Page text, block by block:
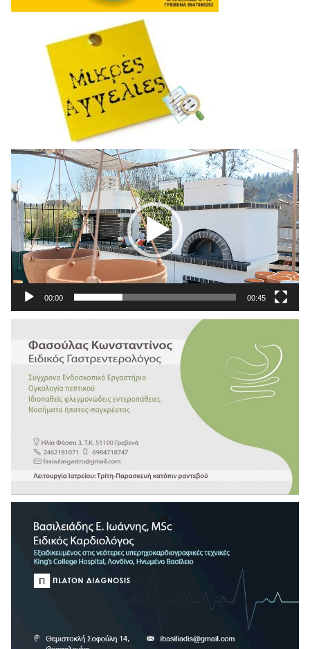
Πρόγραμμα
Αναπαραγωγής
Βίντεο
00:00 00:45